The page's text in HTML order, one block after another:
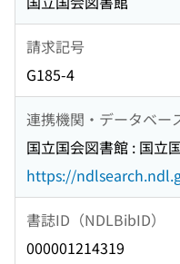
請求記号
G185-4
連携機関・データベー
国立国会図書館 : 国立
https://
書誌ID（NDLBibID）
000001214319